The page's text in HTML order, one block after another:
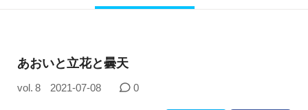
あおいと立花と曇天
vol. 8 2021-07-08 0